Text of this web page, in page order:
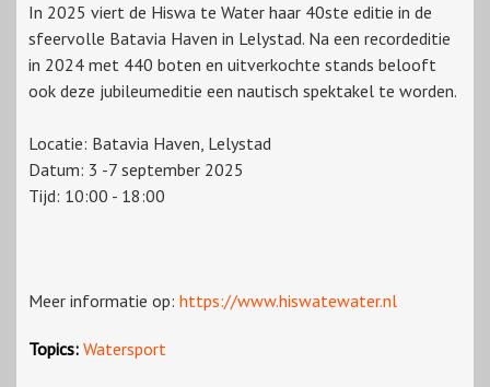
In 2025 viert de Hiswa te Water haar 40ste editie in de
sfeervolle Batavia Haven in Lelystad. Na een recordeditie
in 2024 met 440 boten en uitverkochte stands belooft
ook deze jubileumeditie een nautisch spektakel te worden.
Locatie: Batavia Haven, Lelystad
Datum: 3 -7 september 2025
Tijd: 10:00 - 18:00
Meer informatie op: https://www.hiswatewater.nl
Topics: Watersport